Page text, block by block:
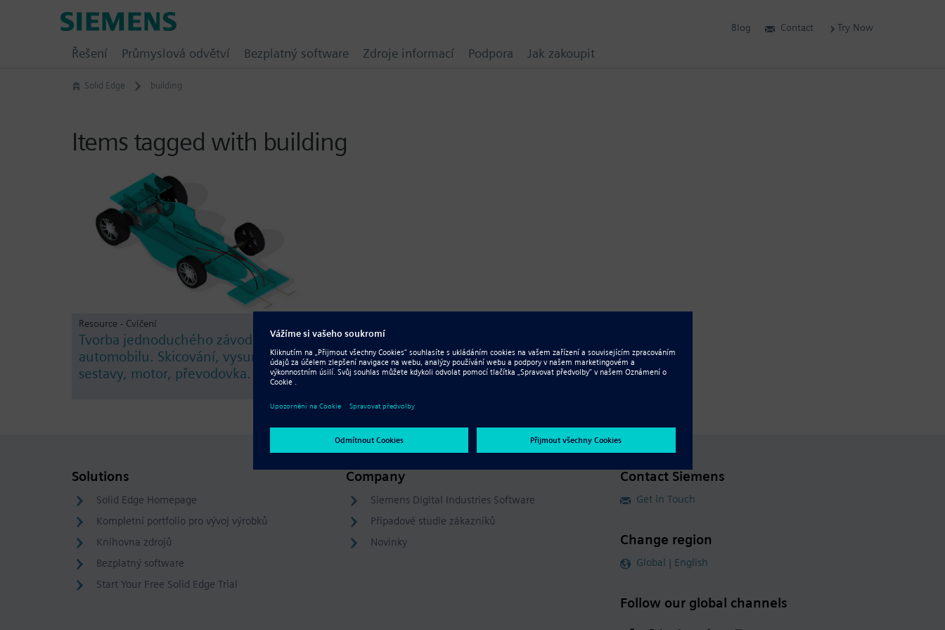
Solid Edge building
Items tagged with building
Resource - Cvičení
Tvorba jednoduchého závodního
automobilu. Skicování, vysunutí,
sestavy, motor, převodovka.
Solutions
Solid Edge Homepage
Kompletní portfolio pro vývoj výrobků
Knihovna zdrojů
Bezplatný software
Start Your Free Solid Edge Trial
Company
Siemens Digital Industries Software
Případové studie zákazníků
Novinky
Contact Siemens
Get in Touch
Change region
Global | English
Follow our global channels
Blog Contact Try Now
Řešení Průmyslová odvětví Bezplatný software Zdroje informací Podpora Jak zakoupit